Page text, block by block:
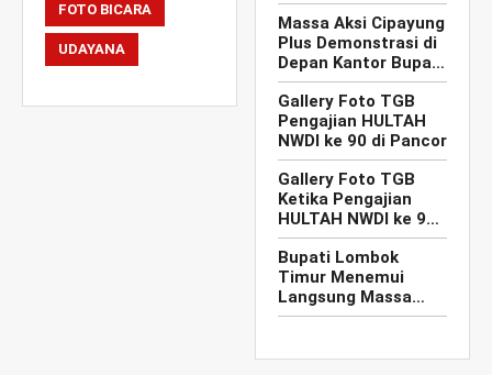
FOTO BICARA
UDAYANA
Massa Aksi Cipayung
Plus Demonstrasi di
Depan Kantor Bupati
Lombok Timur
Gallery Foto TGB
Pengajian HULTAH
NWDI ke 90 di Pancor
Gallery Foto TGB
Ketika Pengajian
HULTAH NWDI ke 90
di Pancor
Bupati Lombok
Timur Menemui
Langsung Massa
Aksi Cipayung Plus di